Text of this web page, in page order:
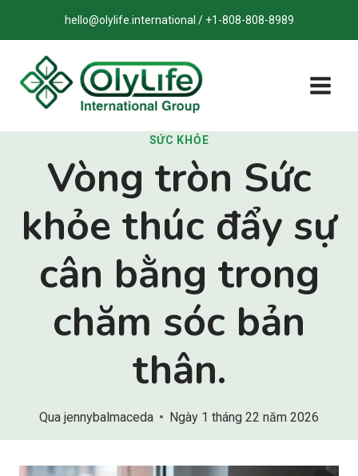
qua
dung
hello@olylife.international / +1-808-808-8989
SỨC KHỎE
Vòng tròn Sức
khỏe thúc đẩy sự
cân bằng trong
chăm sóc bản
thân.
Qua jennybalmaceda Ngày 1 tháng 22 năm 2026